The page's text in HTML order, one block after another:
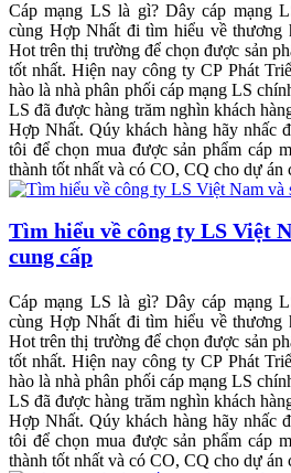
Cáp mạng LS là gì? Dây cáp mạng
cùng Hợp Nhất đi tìm hiểu về thương
Hot trên thị trường để chọn được sản
tốt nhất. Hiện nay công ty CP Phát
hào là nhà phân phối cáp mạng LS
LS đã được hàng trăm nghìn khách
Hợp Nhất. Qúy khách hàng hãy nhấc
tôi để chọn mua được sản phẩm cáp
thành tốt nhất và có CO, CQ cho dự án
Tìm hiểu về công ty LS Việt
cung cấp
Cáp mạng LS là gì? Dây cáp mạng
cùng Hợp Nhất đi tìm hiểu về thương
Hot trên thị trường để chọn được sản
tốt nhất. Hiện nay công ty CP Phát
hào là nhà phân phối cáp mạng LS
LS đã được hàng trăm nghìn khách
Hợp Nhất. Qúy khách hàng hãy nhấc
tôi để chọn mua được sản phẩm cáp
thành tốt nhất và có CO, CQ cho dự án